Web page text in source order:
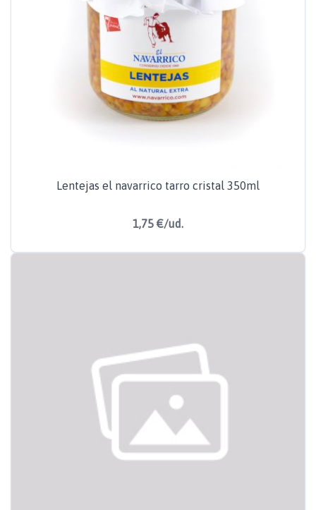
Lentejas el navarrico tarro cristal 350ml
1,75 €/ud.